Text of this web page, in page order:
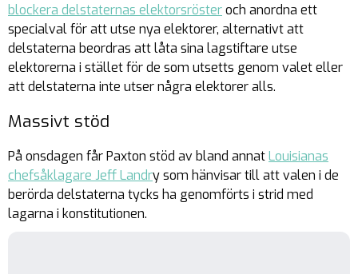
blockera delstaternas elektorsrösteroch anordna ett
specialval för att utse nya elektorer, alternativt att
delstaterna beordras att låta sina lagstiftare utse
elektorerna i stället för de som utsetts genom valet eller
att delstaterna inte utser några elektorer alls.
Massivt stöd
På onsdagen får Paxton stöd av bland annatLouisianas
chefsåklagare Jeff Landry som hänvisar till att valen i de
berörda delstaterna tycks ha genomförts i strid med
lagarna i konstitutionen.